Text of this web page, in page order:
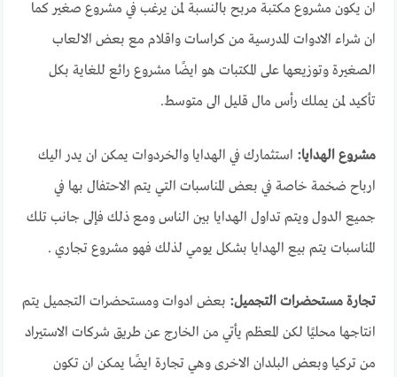
ان يكون مشروع مكتبة مربح بالنسبة لمن يرغب في مشروع صغير كما
ان شراء الادوات المدرسية من كراسات واقلام مع بعض الالعاب
الصغيرة وتوزيعها على المكتبات هو ايضًا مشروع رائع للغاية بكل
تأكيد لمن يملك رأس مال قليل الى متوسط.
مشروع الهدايا: استثمارك في الهدايا والخردوات يمكن ان يدر اليك
ارباح ضخمة خاصة في بعض المناسبات التي يتم الاحتفال بها في
جميع الدول ويتم تداول الهدايا بين الناس ومع ذلك فإلى جانب تلك
المناسبات يتم بيع الهدايا بشكل يومي لذلك فهو مشروع تجاري .
تجارة مستحضرات التجميل: بعض ادوات ومستحضرات التجميل يتم
انتاجها محليًا لكن المعظم يأتي من الخارج عن طريق شركات الاستيراد
من تركيا وبعض البلدان الاخرى وهي تجارة ايضًا يمكن ان تكون